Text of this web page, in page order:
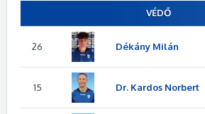
VÉDŐ
26 Dékány Milán
15 Dr. Kardos Norbert